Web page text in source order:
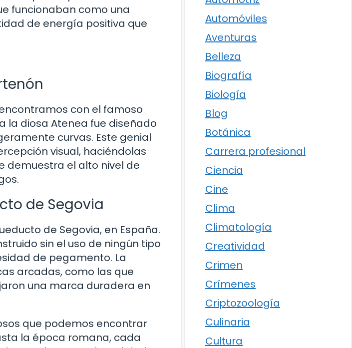
funcionaban como una
de energía positiva que
con el famoso
la diosa Atenea fue diseñado
curvas. Este genial
visual, haciéndolas
demuestra el alto nivel de
de Segovia
de Segovia, en España.
sin el uso de ningún tipo
de pegamento. La
arcadas, como las que
una marca duradera en
que podemos encontrar
la época romana, cada
Automóviles
Aventuras
Belleza
Biografía
Biología
Blog
Botánica
Carrera profesional
Ciencia
Cine
Clima
Climatología
Creatividad
Crimen
Crímenes
Criptozoología
Culinaria
Cultura